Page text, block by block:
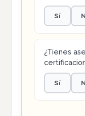
Sí
¿Tienes
Sí